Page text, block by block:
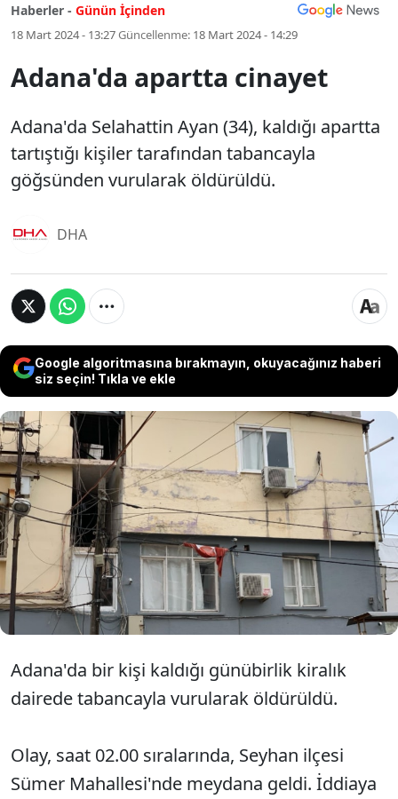
Haberler - Günün İçinden
18 Mart 2024 - 13:27Güncellenme: 18 Mart 2024 - 14:29
Adana'da apartta cinayet
Adana'da Selahattin Ayan (34), kaldığı apartta
tartıştığı kişiler tarafından tabancayla
göğsünden vurularak öldürüldü.
DHA
Google algoritmasına bırakmayın, okuyacağınız haberi
siz seçin! Tıkla ve ekle
Adana'da Selahattin Ayan (34), kaldığı
apartta tartıştığı kişiler tarafından
tabancayla göğsünden vurularak
öldürüldü.
Adana'da bir kişi kaldığı günübirlik kiralık
dairede tabancayla vurularak öldürüldü.
Olay, saat 02.00 sıralarında, Seyhan ilçesi
Sümer Mahallesi'nde meydana geldi. İddiaya